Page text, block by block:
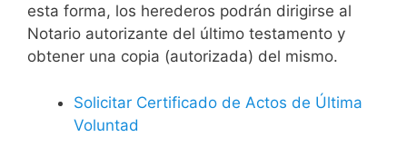
esta forma, los herederos podrán dirigirse al
Notario autorizante del último testamento y
obtener una copia (autorizada) del mismo.
Solicitar Certificado de Actos de Última
Voluntad